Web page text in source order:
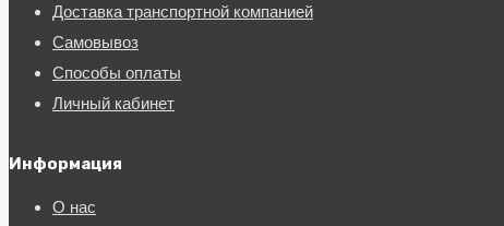
Доставка транспортной компанией
Самовывоз
Способы оплаты
Личный кабинет
Информация
О нас